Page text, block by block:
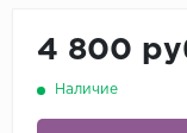
4 800
Наличие